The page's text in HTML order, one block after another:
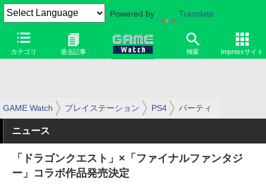
Powered by Translate
カテゴリ 過去記事 検索 Impressサイト
GAME Watch プレイステーション PS4 パーティ
ニュース
「ドラゴンクエスト」×「ファイナルファンタジ
ー」コラボ作品発売決定